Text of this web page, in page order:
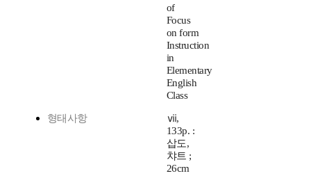
of
Focus
on form
Instruction
in
Elementary
English
Class
형태사항
ⅶ,
133p. :
삽도,
챠트 ;
26cm